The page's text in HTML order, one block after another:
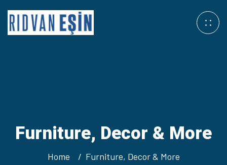
Furniture, Decor & More
Home Furniture, Decor & More